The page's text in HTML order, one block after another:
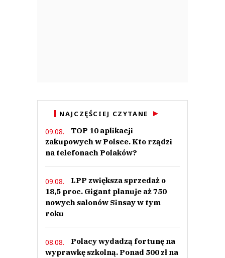
NAJCZĘŚCIEJ CZYTANE
09.08.
TOP 10 aplikacji
zakupowych w Polsce. Kto rządzi
na telefonach Polaków?
09.08.
LPP zwiększa sprzedaż o
18,5 proc. Gigant planuje aż 750
nowych salonów Sinsay w tym
roku
08.08.
Polacy wydadzą fortunę na
wyprawkę szkolną. Ponad 500 zł na